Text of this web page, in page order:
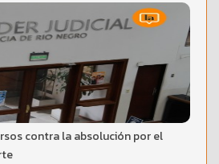
contra la absolución por el